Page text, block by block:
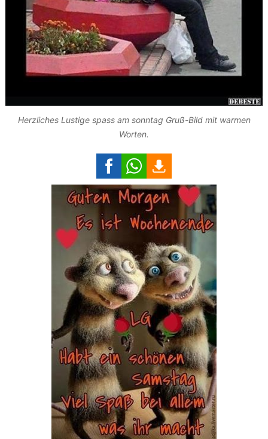
Herzliches Lustige spass am sonntag Gruß-Bild mit warmen
Worten.